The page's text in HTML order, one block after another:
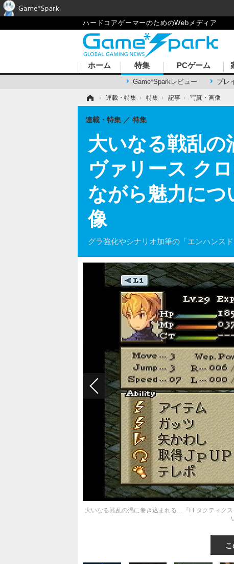
ハードコアゲーマーのためのWebメディア
ホーム 特集
Game*Sparkレビュー プレ
PCゲーム
› 連載・特集 › 特集 › 記事 › 写真・画像
大いなる戦乱
ヴァリース ク
ながら魅力につ
像
グラ強化やシナリオ加筆の「エンハンス
連載・特集 特集
大いなる戦乱の渦に巻き込まれる…『FFタクティク
Game*Spark